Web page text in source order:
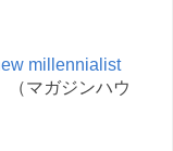
millennialist
（マガジンハウ